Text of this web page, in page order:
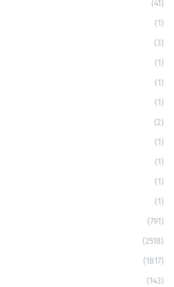
(41)
(1)
(3)
(1)
(1)
(1)
(2)
(1)
(1)
(1)
(1)
(791)
(2518)
(1817)
(143)